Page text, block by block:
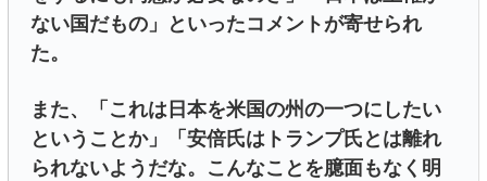
ない国だもの」といったコメントが寄せられ
た。
また、「これは日本を米国の州の一つにしたい
ということか」「安倍氏はトランプ氏とは離れ
られないようだな。こんなことを臆面もなく明